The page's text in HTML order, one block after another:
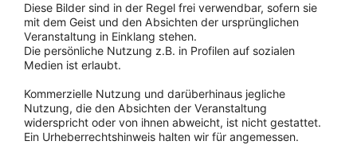
Diese Bilder sind in der Regel frei verwendbar, sofern sie
mit dem Geist und den Absichten der ursprünglichen
Veranstaltung in Einklang stehen.
Die persönliche Nutzung z.B. in Profilen auf sozialen
Medien ist erlaubt.
Kommerzielle Nutzung und darüberhinaus jegliche
Nutzung, die den Absichten der Veranstaltung
widerspricht oder von ihnen abweicht, ist nicht gestattet.
Ein Urheberrechtshinweis halten wir für angemessen.